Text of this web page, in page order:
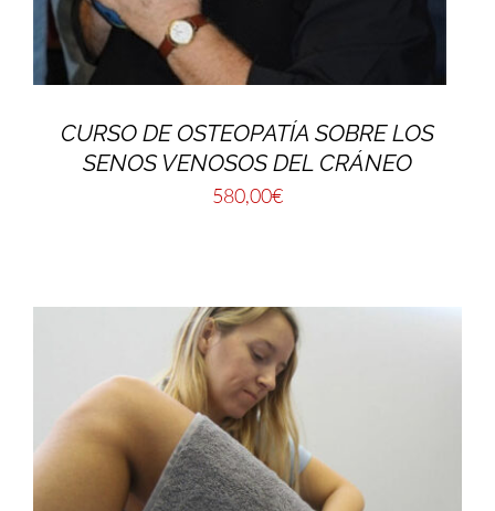
CURSO DE OSTEOPATÍA SOBRE LOS
SENOS VENOSOS DEL CRÁNEO
580,00€